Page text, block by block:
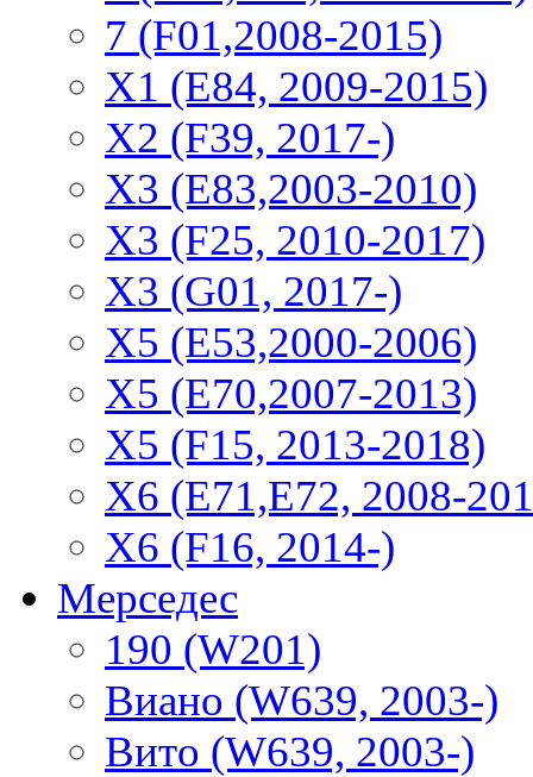
7 (F01,2008-2015)
X1 (E84, 2009-2015)
Х2 (F39, 2017-)
X3 (E83,2003-2010)
X3 (F25, 2010-2017)
X3 (G01, 2017-)
X5 (E53,2000-2006)
X5 (E70,2007-2013)
X5 (F15, 2013-2018)
X6 (E71,E72, 2008-
X6 (F16, 2014-)
Мерседес
190 (W201)
Виано (W639, 2003-)
Вито (W639, 2003-)